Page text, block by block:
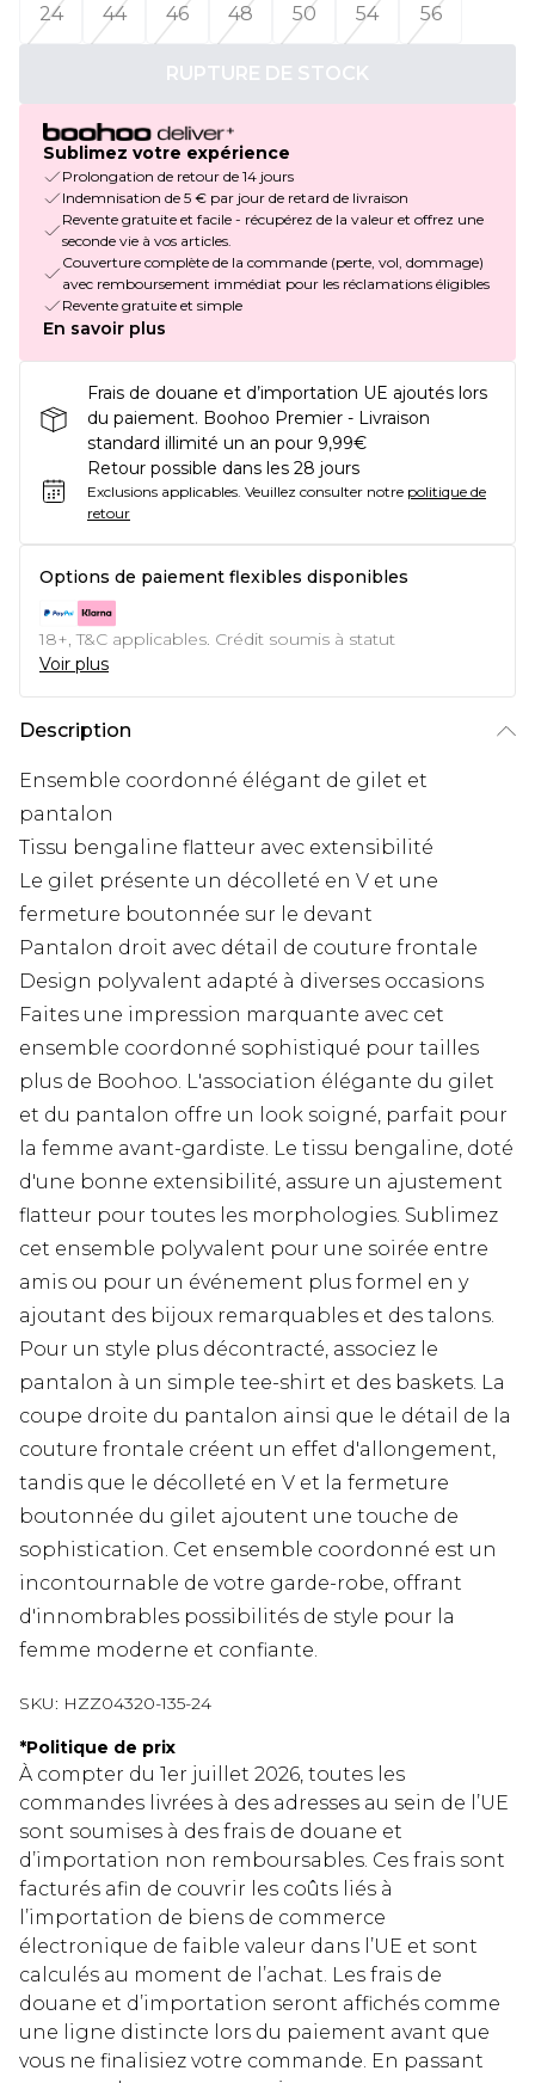
24
44 46 48 50 54 56
RUPTURE DE STOCK
Sublimez votre expérience
Prolongation de retour de 14 jours
Indemnisation de 5 € par jour de retard de livraison
Revente gratuite et facile - récupérez de la valeur et offrez une
seconde vie à vos articles.
Couverture complète de la commande (perte, vol, dommage)
avec remboursement immédiat pour les réclamations éligibles
Revente gratuite et simple
En savoir plus
Frais de douane et d’importation UE ajoutés lors
du paiement. Boohoo Premier - Livraison
standard illimité un an pour 9,99€
Retour possible dans les 28 jours
Exclusions applicables. Veuillez consulter notre politique de
retour
Options de paiement flexibles disponibles
18+, T&C applicables. Crédit soumis à statut
Voir plus
Description
Ensemble coordonné élégant de gilet et
pantalon
Tissu bengaline flatteur avec extensibilité
Le gilet présente un décolleté en V et une
fermeture boutonnée sur le devant
Pantalon droit avec détail de couture frontale
Design polyvalent adapté à diverses occasions
Faites une impression marquante avec cet
ensemble coordonné sophistiqué pour tailles
plus de Boohoo. L'association élégante du gilet
et du pantalon offre un look soigné, parfait pour
la femme avant-gardiste. Le tissu bengaline, doté
d'une bonne extensibilité, assure un ajustement
flatteur pour toutes les morphologies. Sublimez
cet ensemble polyvalent pour une soirée entre
amis ou pour un événement plus formel en y
ajoutant des bijoux remarquables et des talons.
Pour un style plus décontracté, associez le
pantalon à un simple tee-shirt et des baskets. La
coupe droite du pantalon ainsi que le détail de la
couture frontale créent un effet d'allongement,
tandis que le décolleté en V et la fermeture
boutonnée du gilet ajoutent une touche de
sophistication. Cet ensemble coordonné est un
incontournable de votre garde-robe, offrant
d'innombrables possibilités de style pour la
femme moderne et confiante.
SKU: HZZ04320-135-24
*Politique de prix
À compter du 1er juillet 2026, toutes les
commandes livrées à des adresses au sein de l’UE
sont soumises à des frais de douane et
d’importation non remboursables. Ces frais sont
facturés afin de couvrir les coûts liés à
l’importation de biens de commerce
électronique de faible valeur dans l’UE et sont
calculés au moment de l’achat. Les frais de
douane et d’importation seront affichés comme
une ligne distincte lors du paiement avant que
vous ne finalisiez votre commande. En passant